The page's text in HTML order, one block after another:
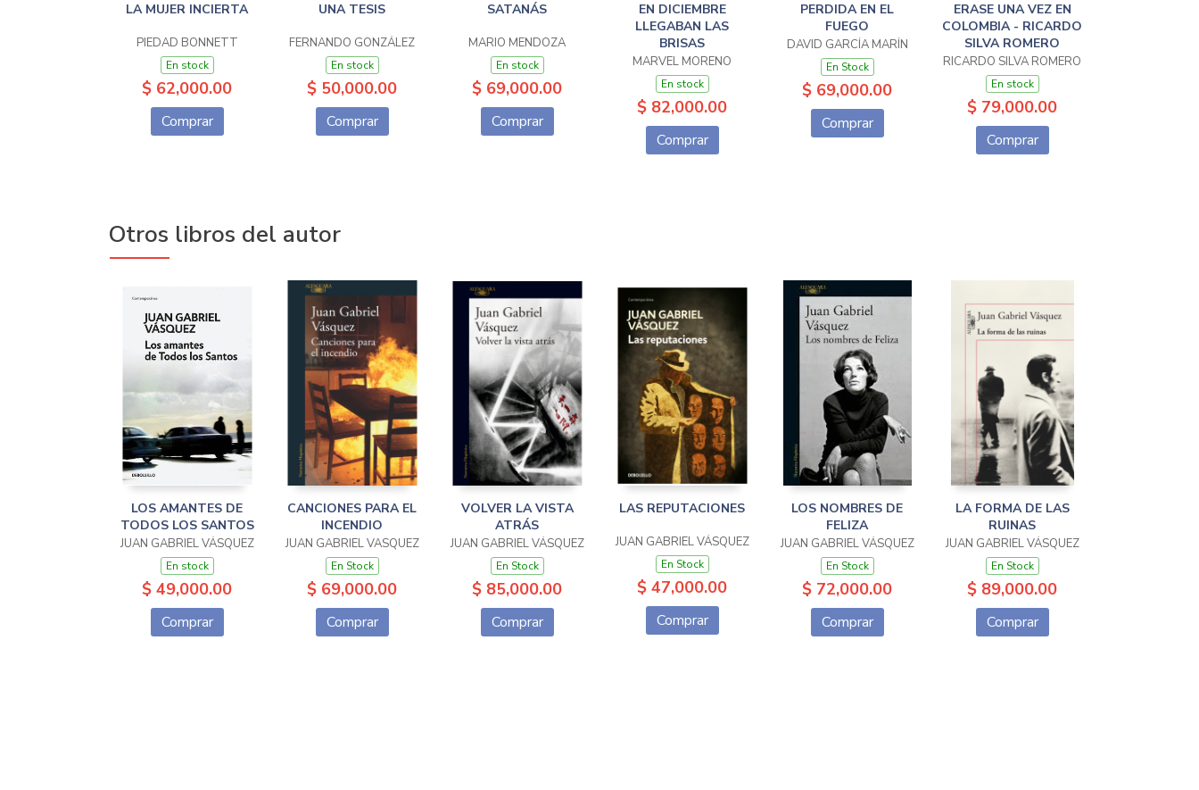
LA MUJER INCIERTA
PIEDAD BONNETT
En stock
$ 62,000.00
Comprar
UNA TESIS
FERNANDO GONZÁLEZ
En stock
$ 50,000.00
Comprar
SATANÁS
MARIO MENDOZA
En stock
$ 69,000.00
Comprar
EN DICIEMBRE
LLEGABAN LAS
BRISAS
MARVEL MORENO
En stock
$ 82,000.00
Comprar
PERDIDA EN EL
FUEGO
DAVID GARCÍA MARÍN
En Stock
$ 69,000.00
Comprar
ERASE UNA VEZ EN
COLOMBIA - RICARDO
SILVA ROMERO
RICARDO SILVA ROMERO
En stock
$ 79,000.00
Comprar
Otros libros del autor
LOS AMANTES DE
TODOS LOS SANTOS
JUAN GABRIEL VÁSQUEZ
En stock
$ 49,000.00
Comprar
CANCIONES PARA EL
INCENDIO
JUAN GABRIEL VASQUEZ
En Stock
$ 69,000.00
Comprar
VOLVER LA VISTA
ATRÁS
JUAN GABRIEL VÁSQUEZ
En Stock
$ 85,000.00
Comprar
LAS REPUTACIONES
JUAN GABRIEL VÁSQUEZ
En Stock
$ 47,000.00
Comprar
LOS NOMBRES DE
FELIZA
JUAN GABRIEL VÁSQUEZ
En Stock
$ 72,000.00
Comprar
LA FORMA DE LAS
RUINAS
JUAN GABRIEL VÁSQUEZ
En Stock
$ 89,000.00
Comprar